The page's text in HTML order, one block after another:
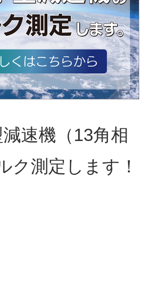
速機（13角相
ク測定します！